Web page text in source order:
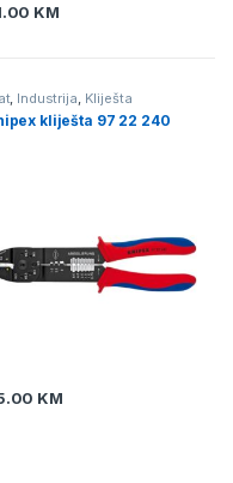
KM
, Industrija, Kliješta
kliješta 97 22 240
KM